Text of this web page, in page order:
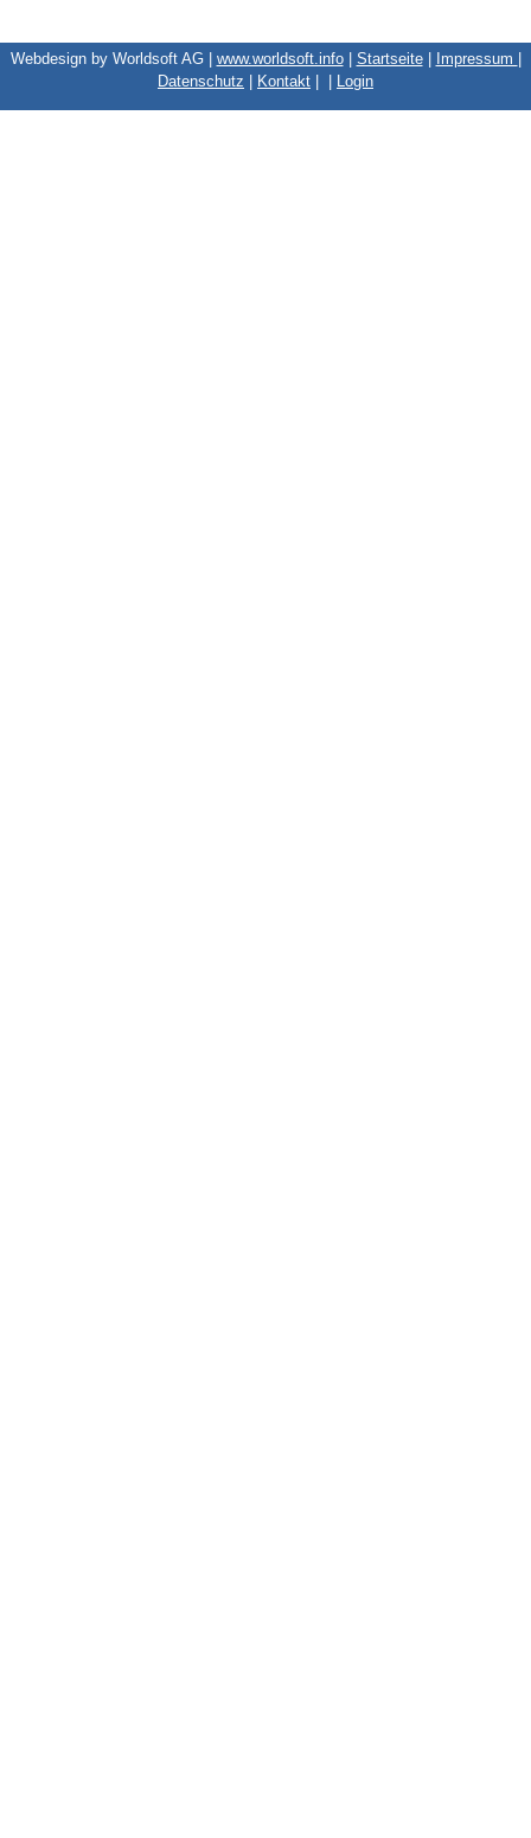
Webdesign by Worldsoft AG | www.worldsoft.info| Startseite| Impressum
Datenschutz
Kontakt Login